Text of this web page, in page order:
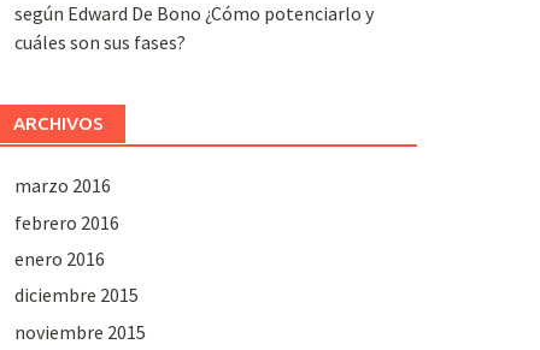
según Edward De Bono ¿Cómo potenciarlo y
cuáles son sus fases?
ARCHIVOS
marzo 2016
febrero 2016
enero 2016
diciembre 2015
noviembre 2015